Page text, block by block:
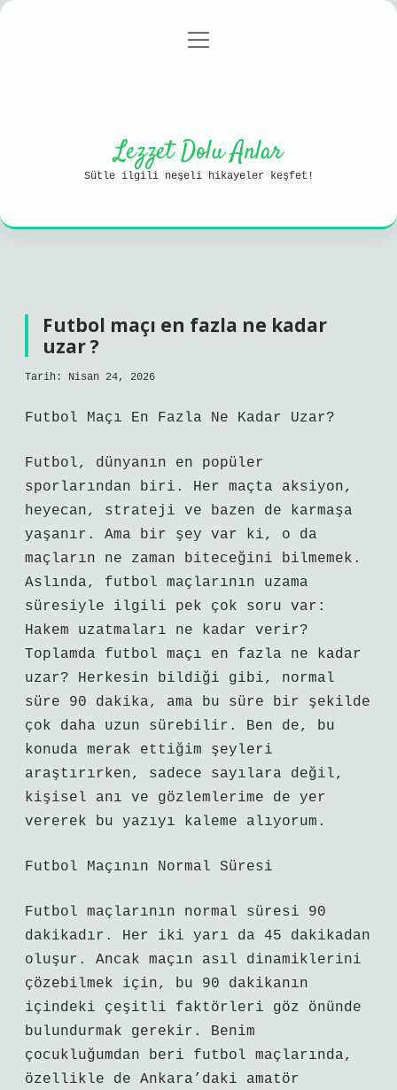
Gizlilik Politikası
menüyü
Lezzet Dolu Anlar
Sütle ilgili neşeli hikayeler keşfet!
Futbol maçı en fazla ne kadar
uzar ?
Tarih: Nisan 24, 2026
Futbol Maçı En Fazla Ne Kadar Uzar?
Futbol, dünyanın en popüler
sporlarından biri. Her maçta aksiyon,
heyecan, strateji ve bazen de karmaşa
yaşanır. Ama bir şey var ki, o da
maçların ne zaman biteceğini bilmemek.
Aslında, futbol maçlarının uzama
süresiyle ilgili pek çok soru var:
Hakem uzatmaları ne kadar verir?
Toplamda futbol maçı en fazla ne kadar
uzar? Herkesin bildiği gibi, normal
süre 90 dakika, ama bu süre bir şekilde
çok daha uzun sürebilir. Ben de, bu
konuda merak ettiğim şeyleri
araştırırken, sadece sayılara değil,
kişisel anı ve gözlemlerime de yer
vererek bu yazıyı kaleme alıyorum.
Futbol Maçının Normal Süresi
Futbol maçlarının normal süresi 90
dakikadır. Her iki yarı da 45 dakikadan
oluşur. Ancak maçın asıl dinamiklerini
çözebilmek için, bu 90 dakikanın
içindeki çeşitli faktörleri göz önünde
bulundurmak gerekir. Benim
çocukluğumdan beri futbol maçlarında,
özellikle de Ankara’daki amatör